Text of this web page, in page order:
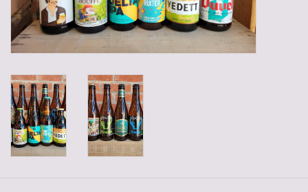
Geschenken
Lege kratten
Manden/Kratten